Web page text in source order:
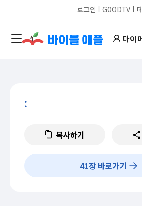
로그인 ㅣ GOODTVㅣ
마이
:
복사하기
41장 바로가기